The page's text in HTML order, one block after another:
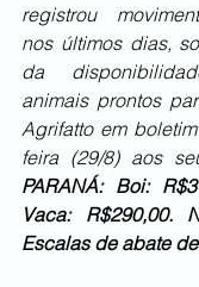
registrou
nos últimos dias,
da
animais prontos
Agrifatto em
feira (29/8) aos
PARANÁ: Boi:
Vaca: R$290,00.
Escalas de abate